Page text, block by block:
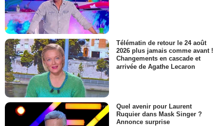
Télématin de retour le 24 août
2026 plus jamais comme avant !
Changements en cascade et
arrivée de Agathe Lecaron
Quel avenir pour Laurent
Ruquier dans Mask Singer ?
Annonce surprise